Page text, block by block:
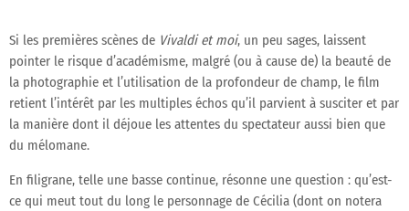
Si les premières scènes de Vivaldi et moi, un peu sages, laissent
pointer le risque d’académisme, malgré (ou à cause de) la beauté de
la photographie et l’utilisation de la profondeur de champ, le film
retient l’intérêt par les multiples échos qu’il parvient à susciter et par
la manière dont il déjoue les attentes du spectateur aussi bien que
du mélomane.
En filigrane, telle une basse continue, résonne une question : qu’est-
ce qui meut tout du long le personnage de Cécilia (dont on notera